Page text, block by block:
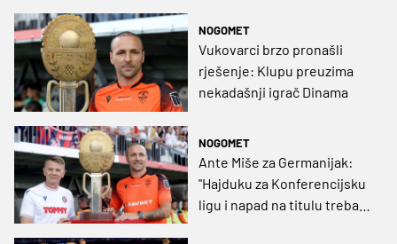
NOGOMET
Vukovarci brzo pronašli
rješenje: Klupu preuzima
nekadašnji igrač Dinama
NOGOMET
Ante Miše za Germanijak:
"Hajduku za Konferencijsku
ligu i napad na titulu trebaju